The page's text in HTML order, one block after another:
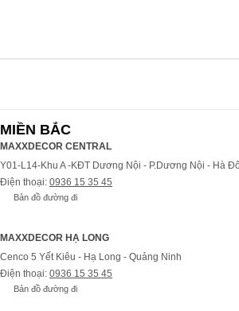
MIỀN BẮC
MAXXDECOR CENTRAL
Y01-L14-Khu A -KĐT Dương Nội - P.Dương Nội - Hà
Điện thoại: 0936 15 35 45
Bản đồ đường đi
MAXXDECOR HẠ LONG
Cenco 5 Yết Kiêu - Hạ Long - Quảng Ninh
Điện thoại: 0936 15 35 45
Bản đồ đường đi